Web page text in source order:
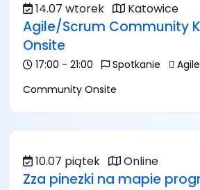
14.07 wtorek Katowice
Agile/Scrum Community
Onsite
17:00 - 21:00 Spotkanie
Community Onsite
10.07 piątek Online
Zza pinezki na mapie